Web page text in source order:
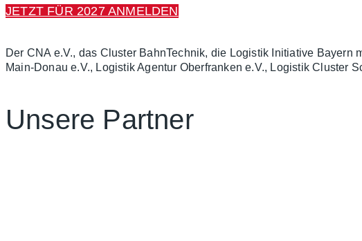
JETZT FÜR 2027 ANMELDEN
Der CNA e.V., das Cluster BahnTechnik, die Logistik Initiative
Main-Donau e.V., Logistik Agentur Oberfranken e.V., Logistik Cluster
Unsere Partner